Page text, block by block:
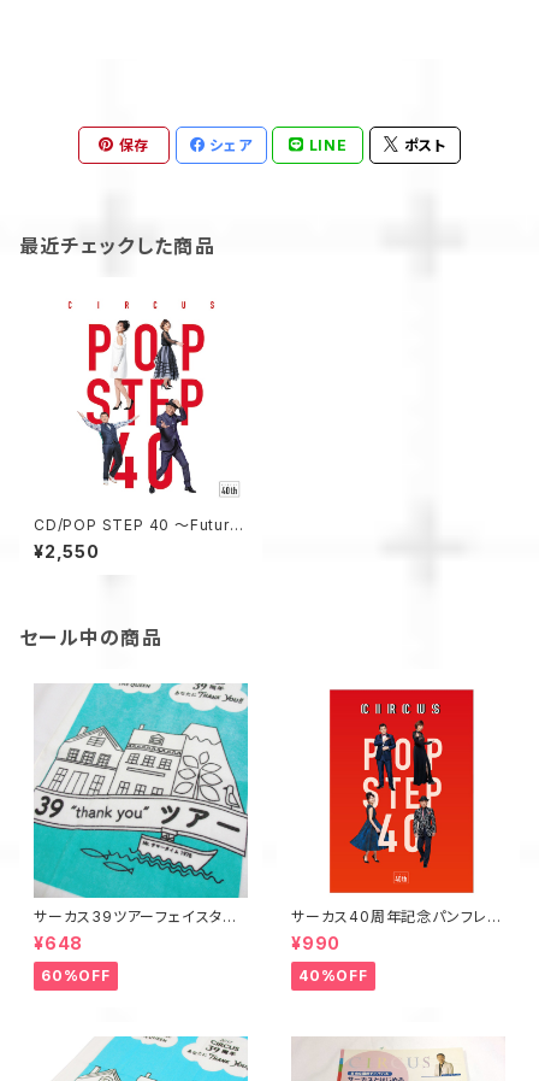
保存 シェア LINE ポスト
最近チェックした商品
CD/POP STEP 40 ～Futur
（通常盤）
¥2,550
セール中の商品
サーカス39ツアーフェイスタオ
ル
¥648
60%OFF
サーカス40周年記念パンフレッ
ト
¥990
40%OFF